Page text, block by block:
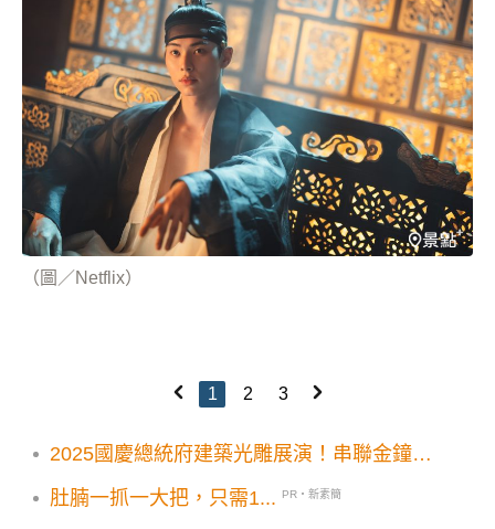
（圖／Netflix）
1 2 3
2025國慶總統府建築光雕展演！串聯金鐘
聲演唱
肚腩一抓一大把，只需1... PR・新素簡